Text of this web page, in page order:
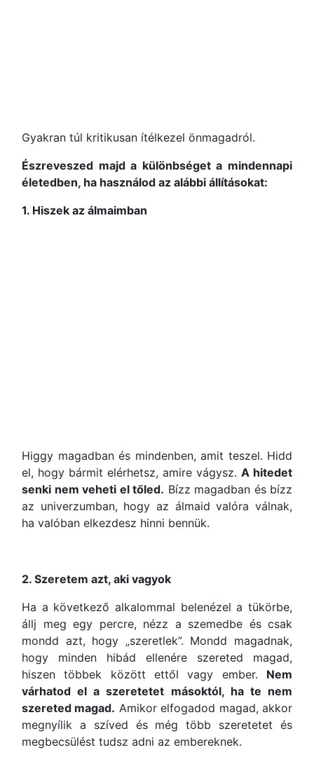
Gyakran túl kritikusan ítélkezel önmagadról.
Észreveszed majd a különbséget a mindennapi
életedben, ha használod az alábbi állításokat:
1. Hiszek az álmaimban
Higgy magadban és mindenben, amit teszel. Hidd
el, hogy bármit elérhetsz, amire vágysz. A hitedet
senki nem veheti el tőled. Bízz magadban és bízz
az univerzumban, hogy az álmaid valóra válnak,
ha valóban elkezdesz hinni bennük.
2. Szeretem azt, aki vagyok
Ha a következő alkalommal belenézel a tükörbe,
állj meg egy percre, nézz a szemedbe és csak
mondd azt, hogy „szeretlek”. Mondd magadnak,
hogy minden hibád ellenére szereted magad,
hiszen többek között ettől vagy ember. Nem
várhatod el a szeretetet másoktól, ha te nem
szereted magad. Amikor elfogadod magad, akkor
megnyílik a szíved és még több szeretetet és
megbecsülést tudsz adni az embereknek.